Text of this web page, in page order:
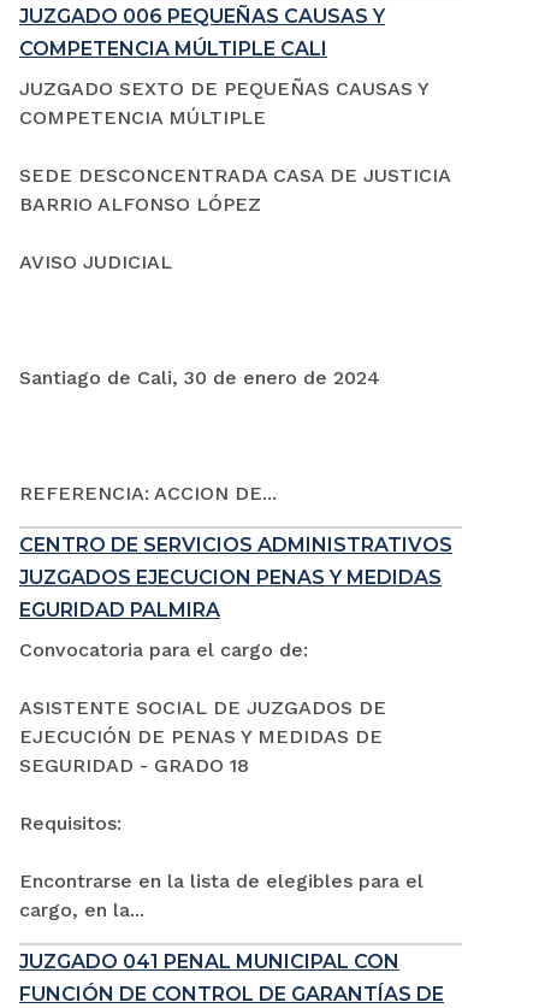
JUZGADO 006 PEQUEÑAS CAUSAS Y
COMPETENCIA MÚLTIPLE CALI
JUZGADO SEXTO DE PEQUEÑAS CAUSAS Y
COMPETENCIA MÚLTIPLE
SEDE DESCONCENTRADA CASA DE JUSTICIA
BARRIO ALFONSO LÓPEZ
AVISO JUDICIAL
Santiago de Cali, 30 de enero de 2024
REFERENCIA: ACCION DE...
CENTRO DE SERVICIOS ADMINISTRATIVOS
JUZGADOS EJECUCION PENAS Y MEDIDAS
EGURIDAD PALMIRA
Convocatoria para el cargo de:
ASISTENTE SOCIAL DE JUZGADOS DE
EJECUCIÓN DE PENAS Y MEDIDAS DE
SEGURIDAD - GRADO 18
Requisitos:
Encontrarse en la lista de elegibles para el
cargo, en la...
JUZGADO 041 PENAL MUNICIPAL CON
FUNCIÓN DE CONTROL DE GARANTÍAS DE